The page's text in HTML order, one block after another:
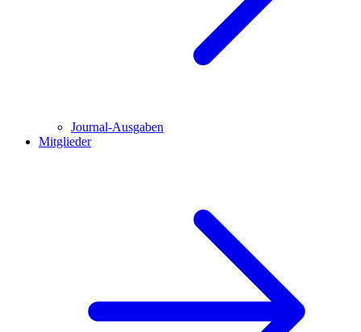
Journal-Ausgaben
Mitglieder